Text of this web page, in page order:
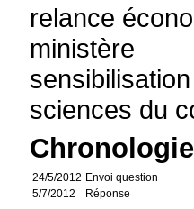
relance
ministère
sciences du
Chronologie
24/5/2012 Envoi question
5/7/2012
Réponse